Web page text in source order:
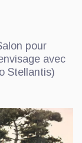
pour
avec
Stellantis)